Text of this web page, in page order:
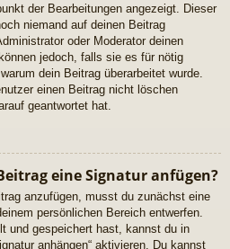
der Bearbeitungen angezeigt. Dieser
niemand auf deinen Beitrag
oder Moderator deinen
jedoch, falls sie es für nötig
dein Beitrag überarbeitet wurde.
einen Beitrag nicht löschen
geantwortet hat.
eine Signatur anfügen?
anzufügen, musst du zunächst eine
persönlichen Bereich entwerfen.
und gespeichert hast, kannst du in
anhängen“ aktivieren. Du kannst